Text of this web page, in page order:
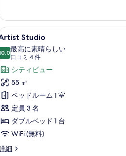
真
す
る
ムボックス (室内)、デスク、遮光カーテン
す
べ
て
の
写
真
Artist
8 Studio
10 点中 10.0
最高に素晴らしい
口コミ 4 件
(口
コ
ミ
件)
シティビュー
55 ㎡
ベッドルーム 1 室
定員 3 名
ダブルベッド 1 台
WiFi (無料)
細